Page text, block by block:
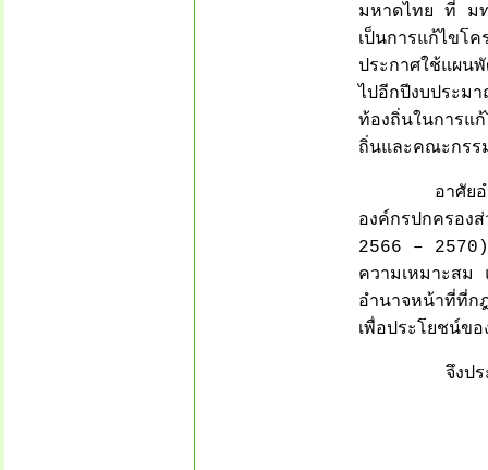
มหาดไทย ที่ ม
เป็นการแก้ไขโ
ประกาศใช้แผน
ไปอีกปีงบประม
ท้องถิ่นในการแ
ถิ่นและคณะกรร
อาศัยอำนาจ
องค์กรปกครอ
2566 – 2570)
ความเหมาะสม
อำนาจหน้าที่ที่ก
เพื่อประโยชน์ข
จึงประกาศ